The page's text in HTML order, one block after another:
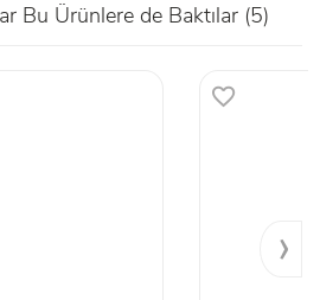
Bu Ürünlere de Baktılar (5)
›